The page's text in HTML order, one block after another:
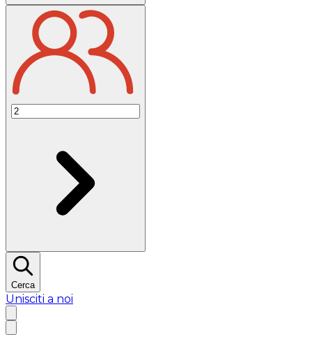
Cerca
Unisciti a noi